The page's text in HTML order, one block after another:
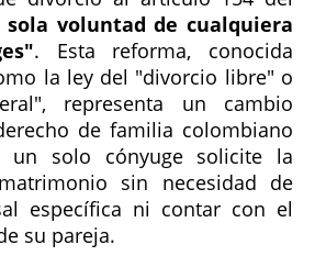
voluntad de cualquiera
. Esta reforma, conocida
la ley del "divorcio libre" o
representa un cambio
de familia colombiano
solo cónyuge solicite la
sin necesidad de
específica ni contar con el
su pareja.